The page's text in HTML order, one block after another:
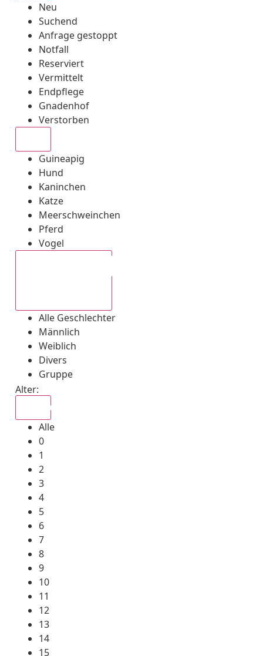
Neu
Suchend
Anfrage gestoppt
Notfall
Reserviert
Vermittelt
Endpflege
Gnadenhof
Verstorben
Guineapig
Hund
Kaninchen
Katze
Meerschweinchen
Pferd
Vogel
Alle Geschlechter
Männlich
Weiblich
Divers
Gruppe
Alter:
Alle
0
1
2
3
4
5
6
7
8
9
10
11
12
13
14
15